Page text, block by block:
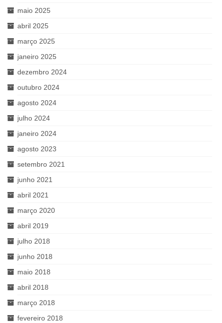
maio 2025
abril 2025
março 2025
janeiro 2025
dezembro 2024
outubro 2024
agosto 2024
julho 2024
janeiro 2024
agosto 2023
setembro 2021
junho 2021
abril 2021
março 2020
abril 2019
julho 2018
junho 2018
maio 2018
abril 2018
março 2018
fevereiro 2018